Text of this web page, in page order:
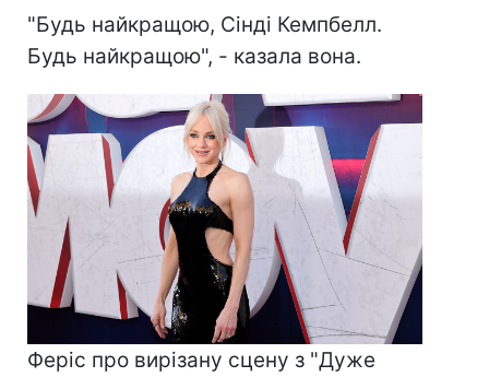
"Будь найкращою, Сінді Кемпбелл.
Будь найкращою", - казала вона.
Феріс про вирізану сцену з "Дуже